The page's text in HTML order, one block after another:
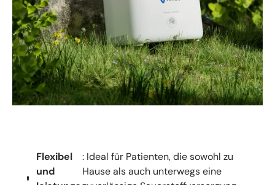
Flexibel
und
: Ideal für Patienten, die sowohl zu
Hause als auch unterwegs eine